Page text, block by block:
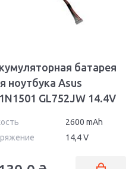
батарея
ноутбука Asus
GL752JW 14.4V
2600 mAh
14,4 V